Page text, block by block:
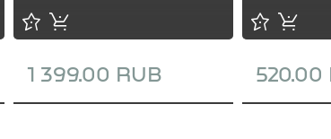
1 399.00 RUB 520.00